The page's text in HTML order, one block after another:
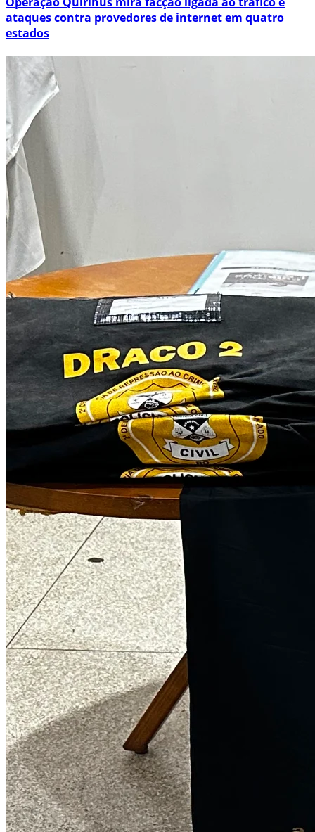
ataques contra provedores de internet em quatro
estados